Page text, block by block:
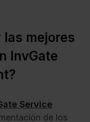
las mejores
InvGate
Service
de los